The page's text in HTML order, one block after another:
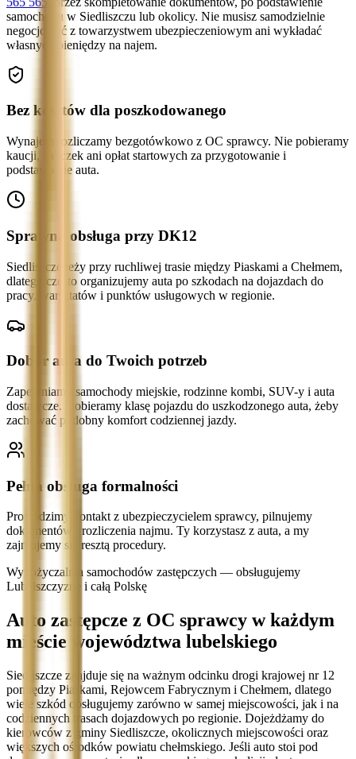
samochodu w Siedliszczu lub okolicy. Nie musisz samodzielnie
negocjować z towarzystwem ubezpieczeniowym ani wykładać
własnych pieniędzy na najem.
Bez kosztów dla poszkodowanego
Wynajem rozliczamy bezgotówkowo z OC sprawcy. Nie pobieramy
kaucji, zaliczek ani opłat startowych za przygotowanie i
podstawienie auta.
Sprawna obsługa przy DK12
Siedliszcze leży przy ruchliwej trasie między Piaskami a Chełmem,
dlatego często organizujemy auta po szkodach na dojazdach do
pracy, warsztatów i punktów usługowych w regionie.
Dobór auta do Twoich potrzeb
Zapewniamy samochody miejskie, rodzinne kombi, SUV-y i auta
dostawcze. Dobieramy klasę pojazdu do uszkodzonego auta, żeby
zachować podobny komfort codziennej jazdy.
Pełna obsługa formalności
Prowadzimy kontakt z ubezpieczycielem sprawcy, pilnujemy
dokumentów i rozliczenia najmu. Ty korzystasz z auta, a my
zajmujemy się resztą procedury.
Wypożyczalnia samochodów zastępczych — obsługujemy
Lubelszczyznę i całą Polskę
Auto zastępcze z OC sprawcy w każdym
mieście województwa lubelskiego
Siedliszcze znajduje się na ważnym odcinku drogi krajowej nr 12
pomiędzy Piaskami, Rejowcem Fabrycznym i Chełmem, dlatego
wiele szkód obsługujemy zarówno w samej miejscowości, jak i na
codziennych trasach dojazdowych po regionie. Dojeżdżamy do
kierowców z gminy Siedliszcze, okolicznych miejscowości oraz
większych ośrodków powiatu chełmskiego. Jeśli auto stoi pod